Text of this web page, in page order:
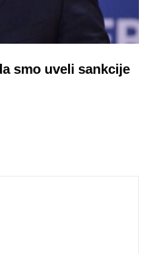
smo uveli sankcije